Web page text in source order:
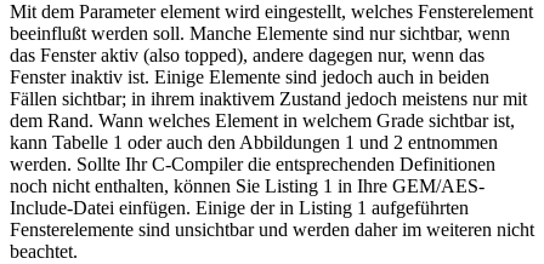
Mit dem Parameter element wird eingestellt, welches Fensterelement
beeinflußt werden soll. Manche Elemente sind nur sichtbar, wenn
das Fenster aktiv (also topped), andere dagegen nur, wenn das
Fenster inaktiv ist. Einige Elemente sind jedoch auch in beiden
Fällen sichtbar; in ihrem inaktivem Zustand jedoch meistens nur mit
dem Rand. Wann welches Element in welchem Grade sichtbar ist,
kann Tabelle 1 oder auch den Abbildungen 1 und 2 entnommen
werden. Sollte Ihr C-Compiler die entsprechenden Definitionen
noch nicht enthalten, können Sie Listing 1 in Ihre GEM/AES-
Include-Datei einfügen. Einige der in Listing 1 aufgeführten
Fensterelemente sind unsichtbar und werden daher im weiteren nicht
beachtet.